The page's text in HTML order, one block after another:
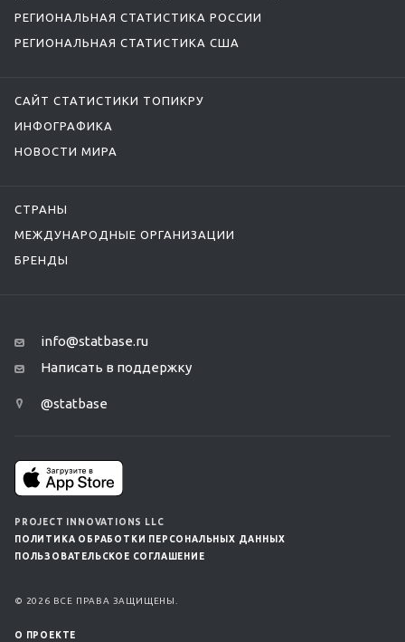
РЕГИОНАЛЬНАЯ СТАТИСТИКА РОССИИ
РЕГИОНАЛЬНАЯ СТАТИСТИКА США
САЙТ СТАТИСТИКИ ТОПИКРУ
ИНФОГРАФИКА
НОВОСТИ МИРА
СТРАНЫ
МЕЖДУНАРОДНЫЕ ОРГАНИЗАЦИИ
БРЕНДЫ
info@statbase.ru
Написать в поддержку
@statbase
PROJECT INNOVATIONS LLC
ПОЛИТИКА ОБРАБОТКИ ПЕРСОНАЛЬНЫХ ДАННЫХ
ПОЛЬЗОВАТЕЛЬСКОЕ СОГЛАШЕНИЕ
© 2026 ВСЕ ПРАВА ЗАЩИЩЕНЫ.
О ПРОЕКТЕ